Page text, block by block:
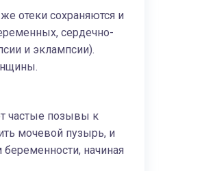
отеки сохраняются и
сердечно-
и эклампсии).
частые позывы к
мочевой пузырь, и
начиная